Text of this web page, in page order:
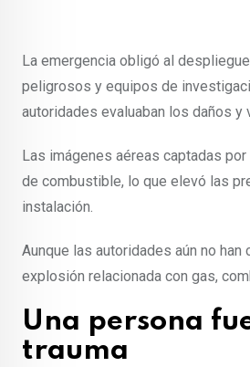
La emergencia obligó al
peligrosos y equipos de
autoridades evaluaban los daños
Las imágenes aéreas captadas
de combustible, lo que elevó las
instalación.
Aunque las autoridades aún no
explosión relacionada con gas,
Una persona
trauma